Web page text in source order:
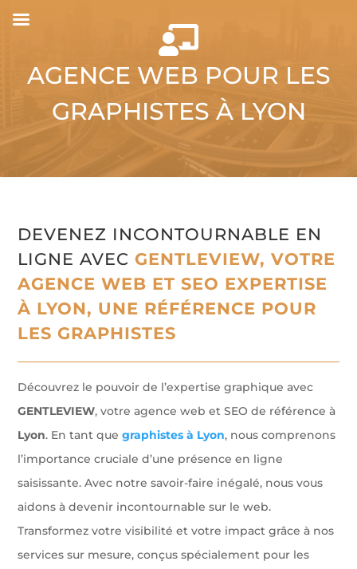

AGENCE WEB POUR LES
GRAPHISTES À LYON
DEVENEZ INCONTOURNABLE EN
LIGNE AVECGENTLEVIEW, VOTRE
AGENCE WEB ET SEO EXPERTISE
À LYON, UNE RÉFÉRENCE POUR
LES GRAPHISTES
Découvrez le pouvoir de l’expertise graphique avec
GENTLEVIEW, votre agence web et SEO de référence à
Lyon. En tant quegraphistes à Lyon, nous comprenons
l’importance cruciale d’une présence en ligne
saisissante. Avec notre savoir-faire inégalé, nous vous
aidons à devenir incontournable sur le web.
Transformez votre visibilité et votre impact grâce à nos
services sur mesure, conçus spécialement pour les